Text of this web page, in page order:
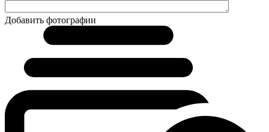
Добавить фотографии